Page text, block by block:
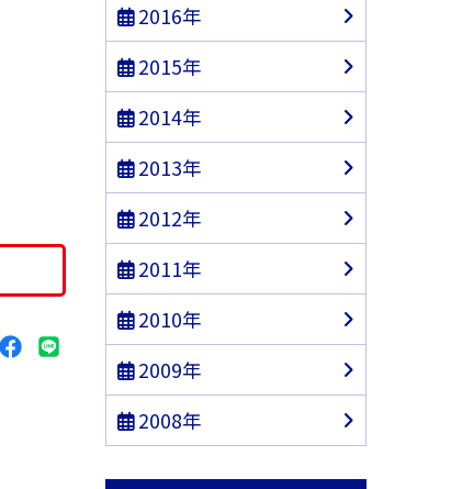
2016年
2015年
2014年
2013年
2012年
2011年
2010年
2009年
2008年